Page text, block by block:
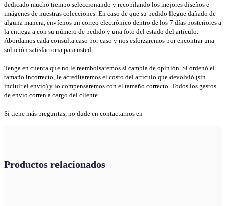
dedicado mucho tiempo seleccionando y recopilando los mejores diseños e
imágenes de nuestras colecciones. En caso de que su pedido llegue dañado de
alguna manera, envíenos un correo electrónico dentro de los 7 días posteriores a
la entrega a con su número de pedido y una foto del estado del artículo.
Abordamos cada consulta caso por caso y nos esforzaremos por encontrar una
solución satisfactoria para usted.
Tenga en cuenta que no le reembolsaremos si cambia de opinión. Si ordenó el
tamaño incorrecto, le acreditaremos el costo del artículo que devolvió (sin
incluir el envío) y lo compensaremos con el tamaño correcto. Todos los gastos
de envío corren a cargo del cliente.
Si tiene más preguntas, no dude en contactarnos en
Productos relacionados